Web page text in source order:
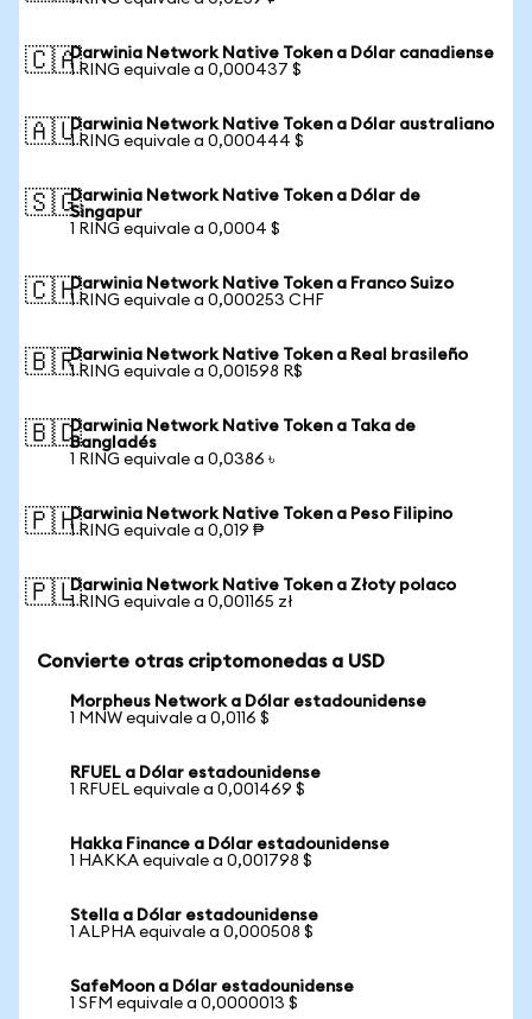
🇨🇦Darwinia Network Native Token a Dólar canadiense
1 RING equivale a 0,000437 $
🇦🇺Darwinia Network Native Token a Dólar australiano
1 RING equivale a 0,000444 $
🇸🇬Darwinia Network Native Token a Dólar de
Singapur
1 RING equivale a 0,0004 $
🇨🇭Darwinia Network Native Token a Franco Suizo
1 RING equivale a 0,000253 CHF
🇧🇷Darwinia Network Native Token a Real brasileño
1 RING equivale a 0,001598 R$
🇧🇩Darwinia Network Native Token a Taka de
Bangladés
1 RING equivale a 0,0386 ৳
🇵🇭Darwinia Network Native Token a Peso Filipino
1 RING equivale a 0,019 ₱
🇵🇱Darwinia Network Native Token a Złoty polaco
1 RING equivale a 0,001165 zł
Convierte otras criptomonedas a USD
Morpheus Network a Dólar estadounidense
1 MNW equivale a 0,0116 $
RFUEL a Dólar estadounidense
1 RFUEL equivale a 0,001469 $
Hakka Finance a Dólar estadounidense
1 HAKKA equivale a 0,001798 $
Stella a Dólar estadounidense
1 ALPHA equivale a 0,000508 $
SafeMoon a Dólar estadounidense
1 SFM equivale a 0,0000013 $